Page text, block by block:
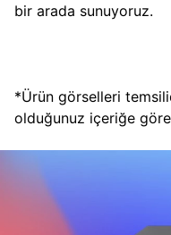
bir arada sunuyoruz.
*Ürün görselleri
olduğunuz içeriğe